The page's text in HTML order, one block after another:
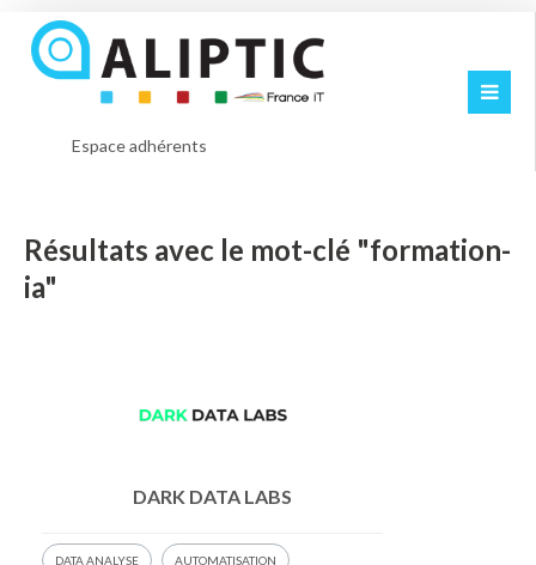
Espace adhérents
Résultats avec le mot-clé "formation-
ia"
DARK DATA LABS
DATA ANALYSE AUTOMATISATION